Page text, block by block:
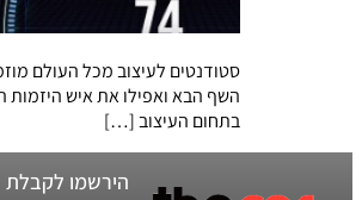
סטודנטים לעיצוב מכל העולם
השף הבא ואפילו את איש היזמות
בתחום העיצוב […]
הירשמו לקבלת